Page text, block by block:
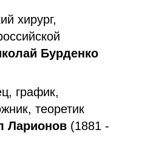
хирург,
Бурденко
график,
теоретик
Ларионов (1881 -